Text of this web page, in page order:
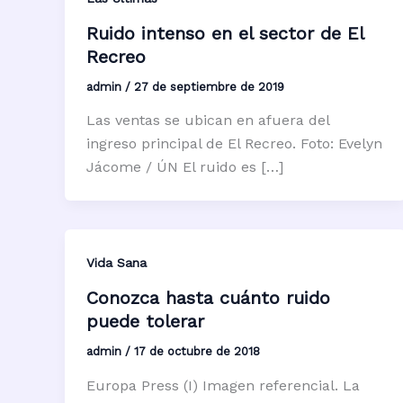
Ruido intenso en el sector de El
Recreo
admin / 27 de septiembre de 2019
Las ventas se ubican en afuera del
ingreso principal de El Recreo. Foto: Evelyn
Jácome / ÚN El ruido es […]
Vida Sana
Conozca hasta cuánto ruido
puede tolerar
admin / 17 de octubre de 2018
Europa Press (I) Imagen referencial. La